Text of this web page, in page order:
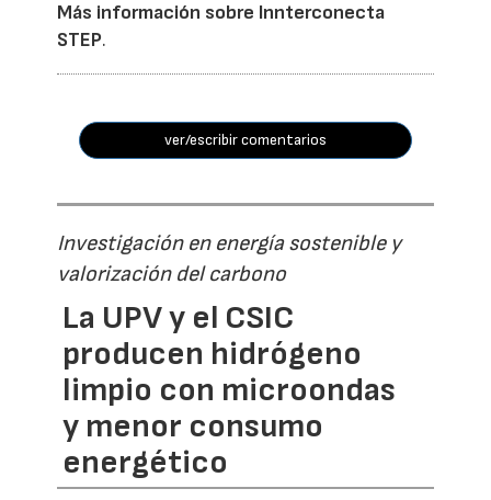
Más información sobre Innterconecta
STEP.
ver/escribir comentarios
Investigación en energía sostenible y
valorización del carbono
La UPV y el CSIC
producen hidrógeno
limpio con microondas
y menor consumo
energético